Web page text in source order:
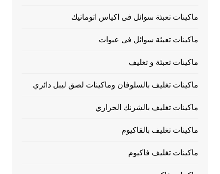
ماكينات تعبئة سوائل فى اكياس اتوماتيك
ماكينات تعبئة سوائل فى عبوات
ماكينات تعبئة و تغليف
ماكينات تغليف بالسلوفان وماكينات لصق ليبل دائري
ماكينات تغليف بالشرنك الحراري
ماكينات تغليف بالفاكيوم
ماكينات تغليف فاكيوم